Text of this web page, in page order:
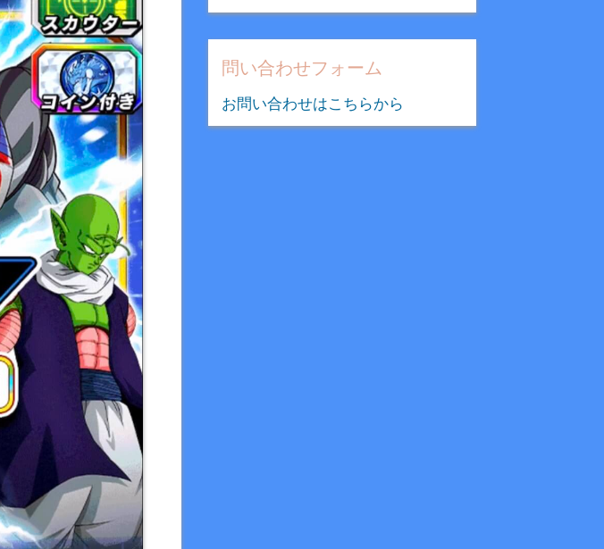
問い合わせフォーム
お問い合わせはこちらから